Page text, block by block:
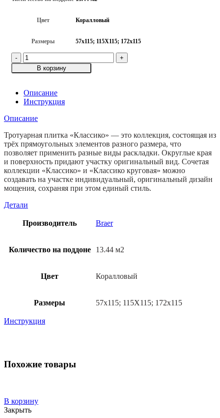
Цвет Коралловый
Размеры 57х115; 115Х115; 172х115
Количество
товара
Тротуарная
Классико,
Коралловый,
мм
В корзину
Описание
Инструкция
Описание
Тротуарная плитка «Классико» — это коллекция, состоящая из
трёх прямоугольных элементов разного размера, что
позволяет применить разные виды раскладки. Округлые края
и поверхность придают участку оригинальный вид. Сочетая
коллекции «Классико» и «Классико круговая» можно
создавать на участке индивидуальный, оригинальный дизайн
мощения, сохраняя при этом единый стиль.
Детали
Производитель Braer
Количество на поддоне 13.44 м2
Цвет Коралловый
Размеры 57х115; 115Х115; 172х115
Инструкция
Похожие товары
В корзину
Закрыть